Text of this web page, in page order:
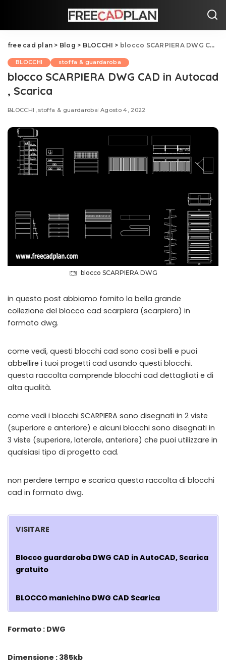
free cad plan > Blog > BLOCCHI > blocco SCARPIERA DWG CAD in Autocad , Scarica
BLOCCHI stoffa & guardaroba
blocco SCARPIERA DWG CAD in Autocad
, Scarica
BLOCCHI stoffa & guardaroba Agosto 4, 2022
blocco SCARPIERA DWG
in questo post abbiamo fornito la bella grande
collezione del blocco cad scarpiera (scarpiera) in
formato dwg.
come vedi, questi blocchi cad sono così belli e puoi
abbellire i tuoi progetti cad usando questi blocchi.
questa raccolta comprende blocchi cad dettagliati e di
alta qualità.
come vedi i blocchi SCARPIERA sono disegnati in 2 viste
(superiore e anteriore) e alcuni blocchi sono disegnati in
3 viste (superiore, laterale, anteriore) che puoi utilizzare in
qualsiasi tipo di progetto cad.
non perdere tempo e scarica questa raccolta di blocchi
cad in formato dwg.
VISITARE
Blocco guardaroba DWG CAD in AutoCAD, Scarica
gratuito
BLOCCO manichino DWG CAD Scarica
Formato : DWG
Dimensione : 385kb